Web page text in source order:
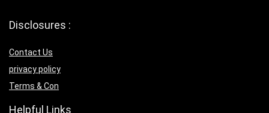
Disclosures :
Contact Us
privacy policy
Terms & Con
Helpful Links